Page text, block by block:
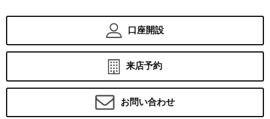
口座開設
来店予約
お問い合わせ